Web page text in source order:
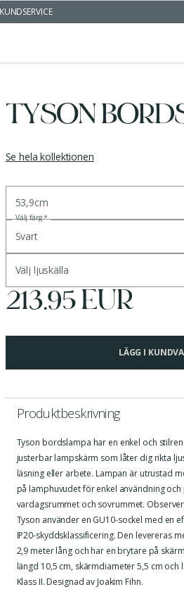
TYSON
Se hela kollektionen
53,9cm
Välj färg*
Svart
Välj ljuskälla
213.95 EUR
LÄGG I
Produktbeskrivning
Tyson bordslampa har en enkel och
justerbar lampskärm som låter dig rikta
läsning eller arbete. Lampan är utrustad
på lamphuvudet för enkel användning
vardagsrummet och sovrummet.
Tyson använder en GU10-sockel med en
IP20-skyddsklassificering. Den levereras
2,9 meter lång och har en brytare på
längd 10,5 cm, skärmdiameter 5,5 cm
Klass II. Designad av Joakim Fihn.